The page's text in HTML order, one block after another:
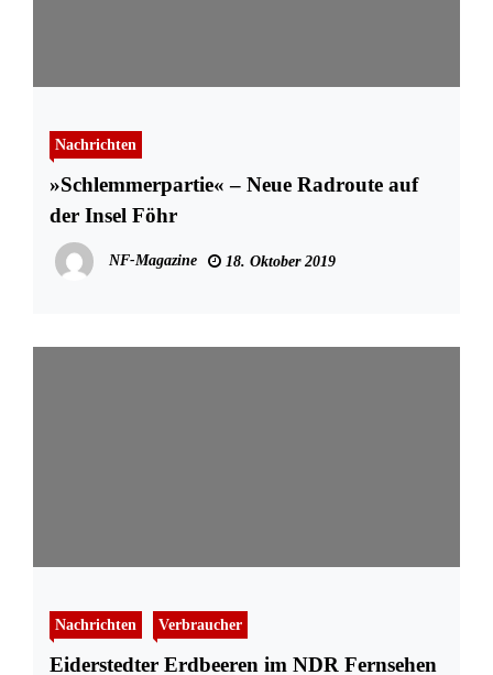
Nachrichten
»Schlemmerpartie« – Neue Radroute auf
der Insel Föhr
NF-Magazine 18. Oktober 2019
Nachrichten Verbraucher
Eiderstedter Erdbeeren im NDR Fernsehen